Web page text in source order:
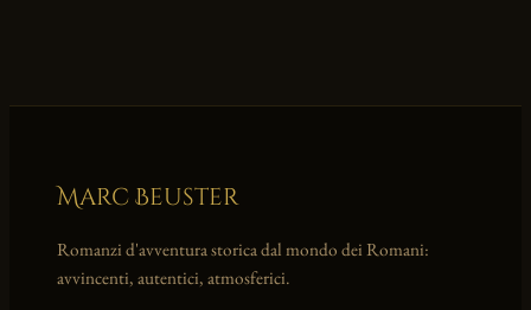
Marc Beuster
Romanzi d'avventura storica dal mondo dei Romani:
avvincenti, autentici, atmosferici.